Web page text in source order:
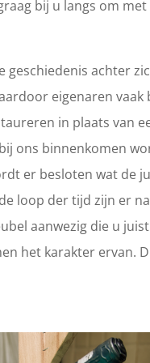
bij u langs om
geschiedenis achter
eigenaren vaak
in plaats van
ons binnenkomen
er besloten wat de
loop der tijd zijn er
aanwezig die u
het karakter ervan.